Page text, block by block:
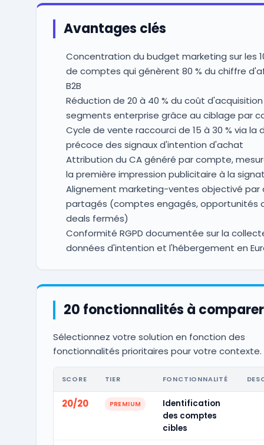
Avantages clés
Concentration du budget marketing sur les
de comptes qui génèrent 80 % du chiffre
B2B
Réduction de 20 à 40 % du coût d'acquisition
segments enterprise grâce au ciblage par
Cycle de vente raccourci de 15 à 30 % via la
précoce des signaux d'intention d'achat
Attribution du CA généré par compte,
la première impression publicitaire à la
Alignement marketing-ventes objectivé par
partagés (comptes engagés, opportunités
deals fermés)
Conformité RGPD documentée sur la
données d'intention et l'hébergement en
20 fonctionnalités à comparer
Sélectionnez votre solution en fonction des
fonctionnalités prioritaires pour votre contexte.
SCORE TIER FONCTIONNALITÉ
20/20 PREMIUM
Identification
des comptes
cibles